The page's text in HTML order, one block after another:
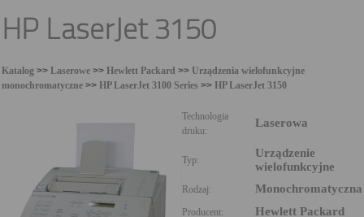
Sklep internetowy
HP LaserJet 3150
Katalog >> Laserowe >> Hewlett Packard >> Urządzenia wielofunkcyjne
monochromatyczne >> HP LaserJet 3100 Series >> HP LaserJet 3150
Technologia
druku:
Laserowa
Typ:
Urządzenie
wielofunkcyjne
Rodzaj: Monochromatyczna
Producent: Hewlett Packard